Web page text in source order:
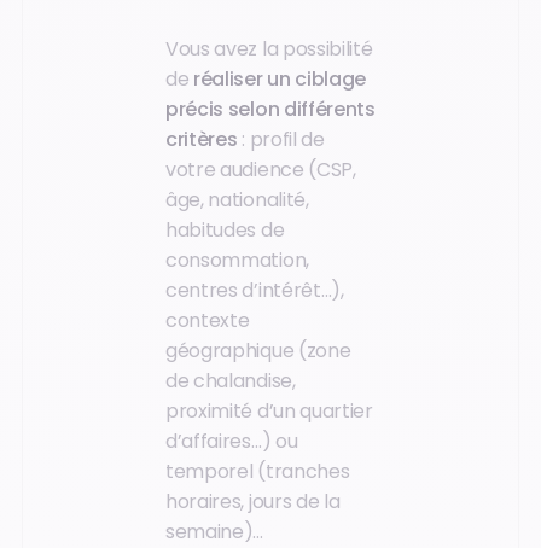
Vous avez la possibilité
de réaliser un ciblage
précis selon différents
critères : profil de
votre audience (CSP,
âge, nationalité,
habitudes de
consommation,
centres d’intérêt…),
contexte
géographique (zone
de chalandise,
proximité d’un quartier
d’affaires…) ou
temporel (tranches
horaires, jours de la
semaine)…